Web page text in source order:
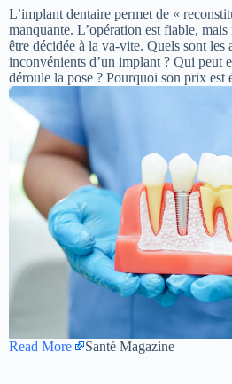
L’implant dentaire permet de «
manquante. L’opération est fiable,
être décidée à la va-vite. Quels sont les
inconvénients d’un implant ? Qui peut
déroule la pose ? Pourquoi son prix est
Read More Santé Magazine